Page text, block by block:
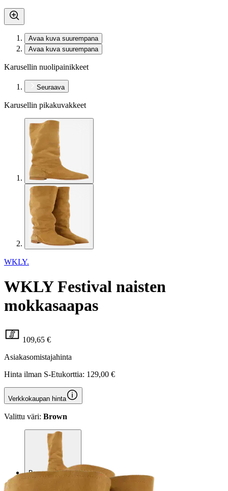
Avaa kuva suurempana
Avaa kuva suurempana
Karusellin nuolipainikkeet
Seuraava
Karusellin pikakuvakkeet
WKLY.
WKLY Festival naisten
mokkasaapas
109,65 €
Asiakasomistajahinta
Hinta ilman S-Etukorttia: 129,00 €
Verkkokaupan hinta
Valittu väri: Brown
Brown